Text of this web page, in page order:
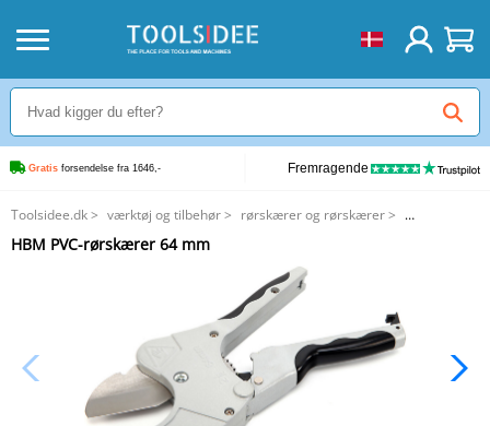
Gratis forsendelse fra 1646,- Fremragende
Toolsidee.dk> værktøj og tilbehør> rørskærer og rørskærer>
HBM PVC-rørskærer 64 mm
HBM PVC-rørskærer 64 mm